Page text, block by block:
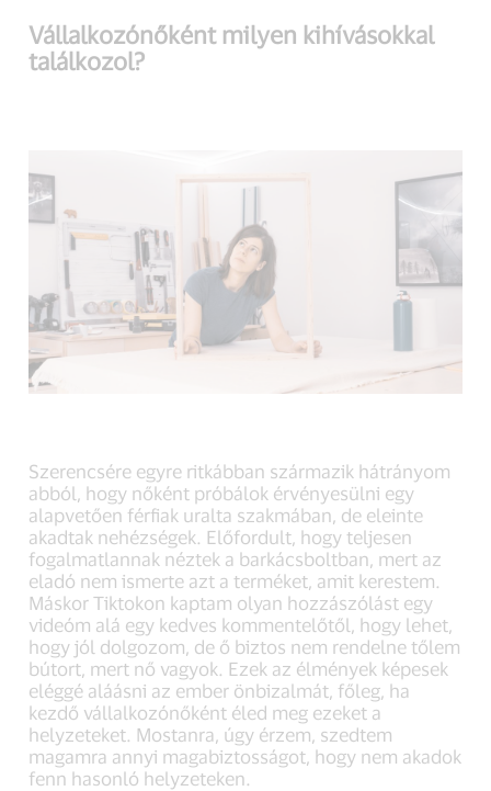
Vállalkozónőként milyen kihívásokkal
találkozol?
Szerencsére egyre ritkábban származik hátrányom
abból, hogy nőként próbálok érvényesülni egy
alapvetően férfiak uralta szakmában, de eleinte
akadtak nehézségek. Előfordult, hogy teljesen
fogalmatlannak néztek a barkácsboltban, mert az
eladó nem ismerte azt a terméket, amit kerestem.
Máskor Tiktokon kaptam olyan hozzászólást egy
videóm alá egy kedves kommentelőtől, hogy lehet,
hogy jól dolgozom, de ő biztos nem rendelne tőlem
bútort, mert nő vagyok. Ezek az élmények képesek
eléggé aláásni az ember önbizalmát, főleg, ha
kezdő vállalkozónőként éled meg ezeket a
helyzeteket. Mostanra, úgy érzem, szedtem
magamra annyi magabiztosságot, hogy nem akadok
fenn hasonló helyzeteken.